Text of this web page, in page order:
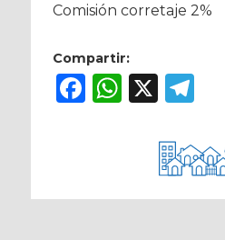
Comisión corretaje 2%
Compartir:
Facebook
X